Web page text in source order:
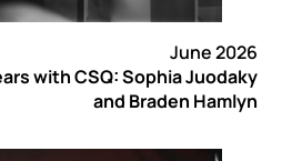
June 2026
with CSQ: Sophia Juodaky
and Braden Hamlyn